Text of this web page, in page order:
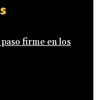
firme en los